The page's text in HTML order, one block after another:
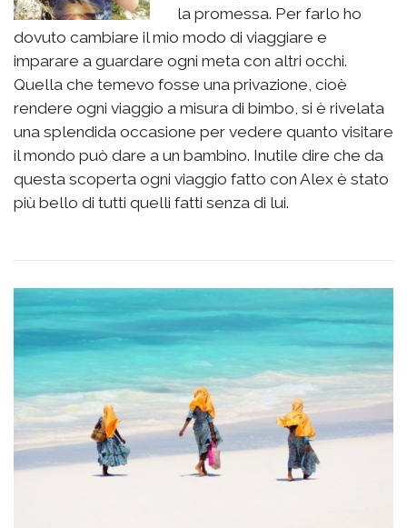
la promessa. Per farlo ho
dovuto cambiare il mio modo di viaggiare e
imparare a guardare ogni meta con altri occhi.
Quella che temevo fosse una privazione, cioè
rendere ogni viaggio a misura di bimbo, si è rivelata
una splendida occasione per vedere quanto visitare
il mondo può dare a un bambino. Inutile dire che da
questa scoperta ogni viaggio fatto con Alex è stato
più bello di tutti quelli fatti senza di lui.